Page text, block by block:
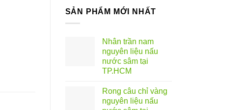
SẢN PHẨM MỚI NHẤT
Nhân trần nam
nguyên liệu nấu
nước sâm tại
TP.HCM
Rong câu chỉ vàng
nguyên liệu nấu